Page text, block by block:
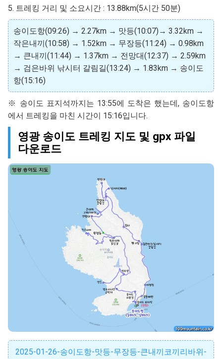
5. 트레킹 거리 및 소요시간 : 13.88km(5시간 50분)
송이도항(09:26) → 2.27km → 맛등(10:07)→ 3.32km →
작은내끼(10:58) → 1.52km → 무장등(11:24) → 0.98km
→ 큰내끼(11:44) → 1.37km → 전망대(12:37) → 2.59km
→ 검은바위 낚시터 갈림길(13:24) → 1.83km → 송이도
항(15:16)
※ 송이도 표지석까지는 13:55에 도착은 했는데, 송이도항
에서 트레킹을 마친 시간이 15:16입니다.
영광 송이도 트레킹 지도 및 gpx 파일
다운로드
2025-01-26-송이도항-맛등-무장등-큰내끼코끼리바위-